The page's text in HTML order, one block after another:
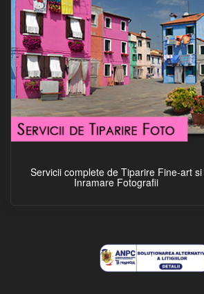
Servicii complete de Tiparire Fine-art si
Inramare Fotografii